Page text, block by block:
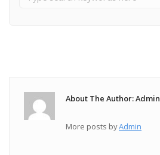
About The Author: Admin
More posts byAdmin